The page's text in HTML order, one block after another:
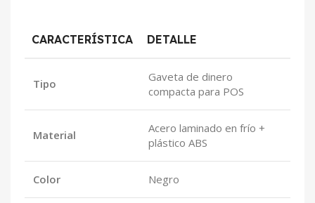
CARACTERÍSTICA DETALLE
Tipo
Gaveta de dinero
compacta para POS
Material
Acero laminado en frío +
plástico ABS
Color Negro